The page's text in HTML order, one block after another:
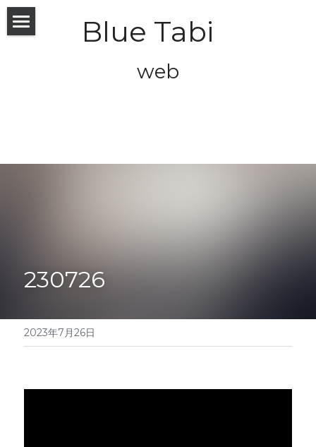
Blue Tabi
web
230726
2023年7月26日